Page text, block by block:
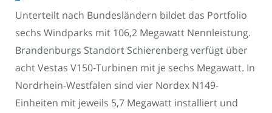
Unterteilt nach Bundesländern bildet das Portfolio
sechs Windparks mit 106,2 Megawatt Nennleistung.
Brandenburgs Standort Schierenberg verfügt über
acht Vestas V150-Turbinen mit je sechs Megawatt. In
Nordrhein-Westfalen sind vier Nordex N149-
Einheiten mit jeweils 5,7 Megawatt installiert und